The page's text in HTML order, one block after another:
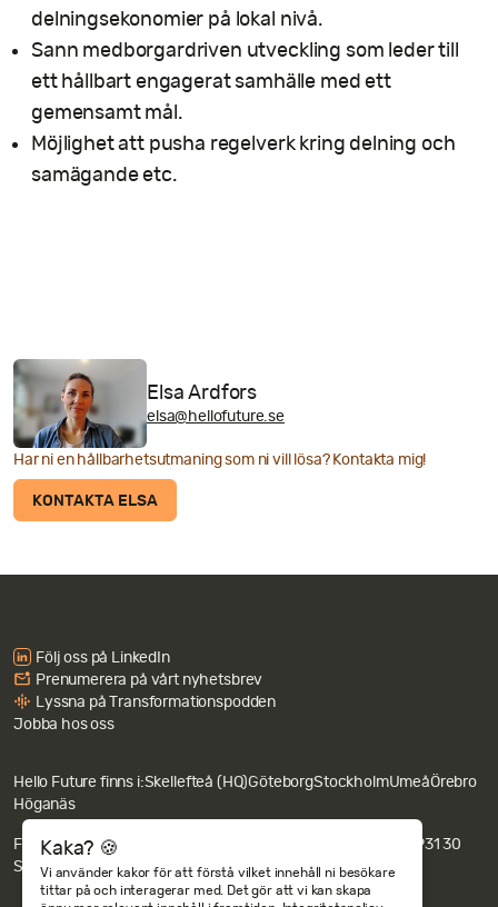
delningsekonomier på lokal nivå.
Sann medborgardriven utveckling som leder till
ett hållbart engagerat samhälle med ett
gemensamt mål.
Möjlighet att pusha regelverk kring delning och
samägande etc.
Har ni en hållbarhetsutmaning som ni vill lösa? Kontakta mig!
KONTAKTA ELSA
Elsa Ardfors
elsa@hellofuture.se
Följ oss på LinkedIn
Prenumerera på vårt nyhetsbrev
Lyssna på Transformationspodden
Jobba hos oss
Hello Future finns i:Skellefteå (HQ)GöteborgStockholmUmeåÖrebro
Höganäs
Fakturaadress: Hello Future AB c/o Revideco, Nygatan 67, 931 30
Skellefteå.
Integritets- och cookiepolicy
Kaka? 🍪
Vi använder kakor för att förstå vilket innehåll ni besökare
tittar på och interagerar med. Det gör att vi kan skapa